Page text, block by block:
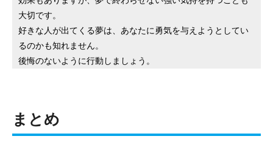
大切です。
好きな人が出てくる夢は、あなたに勇気を与えようとしてい
るのかも知れません。
後悔のないように行動しましょう。
まとめ